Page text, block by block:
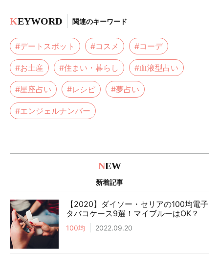
KEYWORD 関連のキーワード
#デートスポット #コスメ #コーデ
#お土産 #住まい・暮らし #血液型占い
#星座占い #レシピ #夢占い
#エンジェルナンバー
NEW
新着記事
【2020】ダイソー・セリアの100均電子
タバコケース9選！マイブルーはOK？
100均 2022.09.20